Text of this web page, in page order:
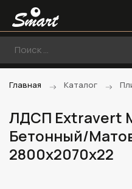
Главная Каталог
ЛДСП Extravert
Бетонный/
2800х2070х22